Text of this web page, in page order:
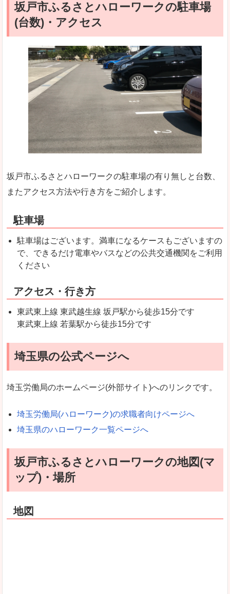
坂戸市ふるさとハローワークの駐車場
(台数)・アクセス
坂戸市ふるさとハローワークの駐車場の有り無しと台数、
またアクセス方法や行き方をご紹介します。
駐車場
駐車場はございます。満車になるケースもございますの
で、できるだけ電車やバスなどの公共交通機関をご利用
ください
アクセス・行き方
東武東上線 東武越生線 坂戸駅から徒歩15分です
東武東上線 若葉駅から徒歩15分です
埼玉県の公式ページへ
埼玉労働局のホームページ(外部サイト)へのリンクです。
埼玉労働局(ハローワーク)の求職者向けページへ
埼玉県のハローワーク一覧ページへ
坂戸市ふるさとハローワークの地図(マ
ップ)・場所
地図